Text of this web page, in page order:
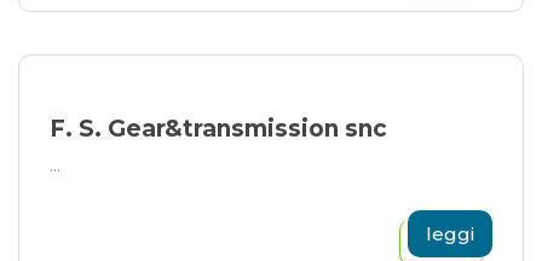
F. S. Gear&transmission snc
...
leggi